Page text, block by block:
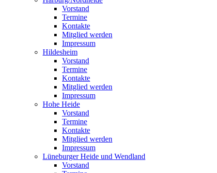
Vorstand
Termine
Kontakte
Mitglied werden
Impressum
Hildesheim
Vorstand
Termine
Kontakte
Mitglied werden
Impressum
Hohe Heide
Vorstand
Termine
Kontakte
Mitglied werden
Impressum
Lüneburger Heide und Wendland
Vorstand